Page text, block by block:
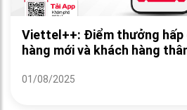
Viettel++: Điểm thưởng hấp
hàng mới và khách hàng
01/08/2025